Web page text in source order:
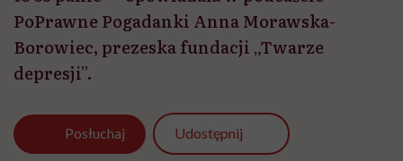
PoPrawne Pogadanki Anna Morawska-
Borowiec, prezeska fundacji „Twarze
depresji”.
Posłuchaj Udostępnij